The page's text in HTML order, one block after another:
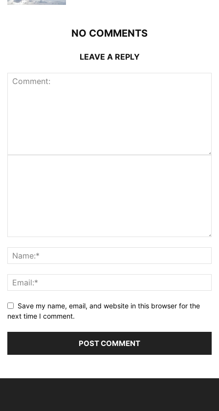
NO COMMENTS
LEAVE A REPLY
Save my name, email, and website in this browser for the
next time I comment.